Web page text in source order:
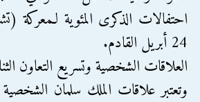
احتفالات الذكرى المئوية لـمعركة
24 أبريل القادم.
العلاقات الشخصية وتسريع التعاون
وتعتبر علاقات الملك سلمان